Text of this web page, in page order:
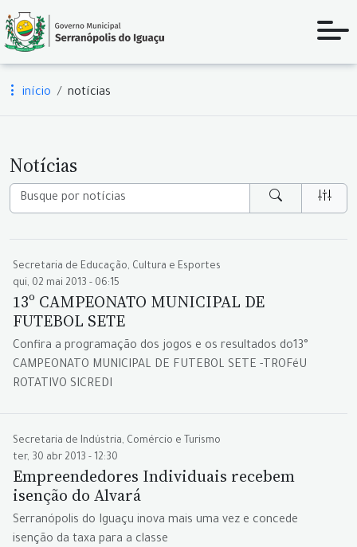
início notícias
Notícias
Secretaria de Educação, Cultura e Esportes
qui, 02 mai 2013 - 06:15
13º CAMPEONATO MUNICIPAL DE
FUTEBOL SETE
Confira a programação dos jogos e os resultados do13°
CAMPEONATO MUNICIPAL DE FUTEBOL SETE -TROFéU
ROTATIVO SICREDI
Secretaria de Indústria, Comércio e Turismo
ter, 30 abr 2013 - 12:30
Empreendedores Individuais recebem
isenção do Alvará
Serranópolis do Iguaçu inova mais uma vez e concede
isenção da taxa para a classe